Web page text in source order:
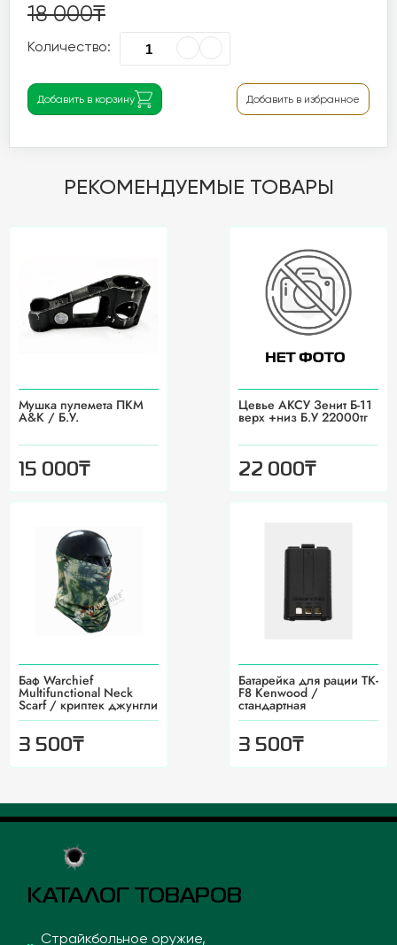
18 000₸
Количество:
Добавить в корзину Добавить в избранное
РЕКОМЕНДУЕМЫЕ ТОВАРЫ
Мушка пулемета ПКМ
А&К / Б.У.
15 000₸
Цевье АКСУ Зенит Б-11
верх +низ Б.У 22000тг
22 000₸
Баф Warchief
Multifunctional Neck
Scarf / криптек джунгли
3 500₸
Батарейка для рации TK-
F8 Kenwood /
стандартная
3 500₸
КАТАЛОГ ТОВАРОВ
Страйкбольное оружие,